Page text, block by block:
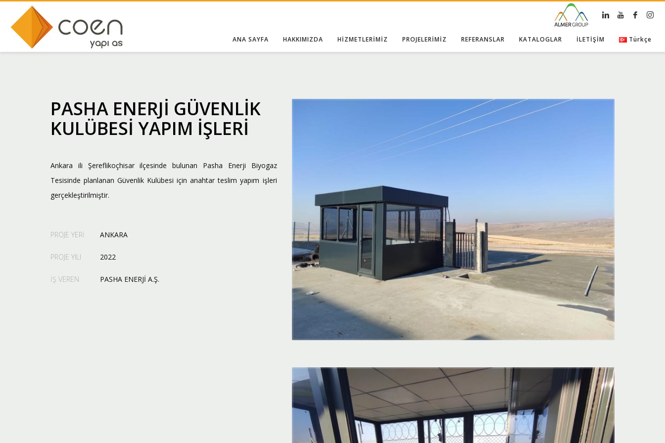
ANA SAYFA HAKKIMIZDA HİZMETLERİMİZ PROJELERİMİZ REFERANSLAR KATALOGLAR İLETİŞİM Türkçe
PASHA ENERJİ GÜVENLİK
KULÜBESİ YAPIM İŞLERİ
Ankara ili Şereflikoçhisar ilçesinde bulunan Pasha Enerji Biyogaz
Tesisinde planlanan Güvenlik Kulübesi için anahtar teslim yapım işleri
gerçekleştirilmiştir.
PROJE YERİ ANKARA
PROJE YILI 2022
İŞ VEREN PASHA ENERJİ A.Ş.